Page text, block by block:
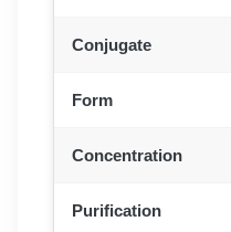
Conjugate
Form
Concentration
Purification